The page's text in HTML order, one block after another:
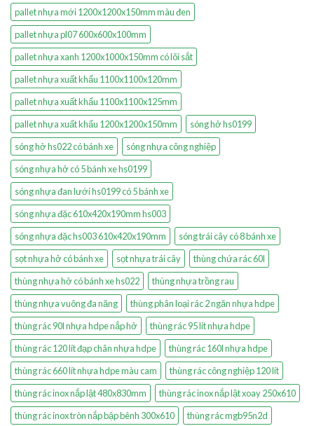
pallet nhựa mới 1200x1200x150mm màu đen
pallet nhựa pl07 600x600x100mm
pallet nhựa xanh 1200x1000x150mm có lõi sắt
pallet nhựa xuất khẩu 1100x1100x120mm
pallet nhựa xuất khẩu 1100x1100x125mm
pallet nhựa xuất khẩu 1200x1200x150mm
sóng hở hs0199
sóng hở hs022 có bánh xe
sóng nhựa công nghiệp
sóng nhựa hở có 5 bánh xe hs0199
sóng nhựa đan lưới hs0199 có 5 bánh xe
sóng nhựa đặc 610x420x190mm hs003
sóng nhựa đặc hs003 610x420x190mm
sóng trái cây có 8 bánh xe
sọt nhựa hở có bánh xe
sọt nhựa trái cây
thùng chứa rác 60l
thùng nhựa hở có bánh xe hs022
thùng nhựa trồng rau
thùng nhựa vuông đa năng
thùng phân loại rác 2 ngăn nhựa hdpe
thùng rác 90l nhựa hdpe nắp hở
thùng rác 95 lít nhựa hdpe
thùng rác 120 lít đạp chân nhựa hdpe
thùng rác 160l nhựa hdpe
thùng rác 660 lít nhựa hdpe màu cam
thùng rác công nghiệp 120 lít
thùng rác inox nắp lật 480x830mm
thùng rác inox nắp lật xoay 250x610
thùng rác inox tròn nắp bập bênh 300x610
thùng rác mgb95n2d